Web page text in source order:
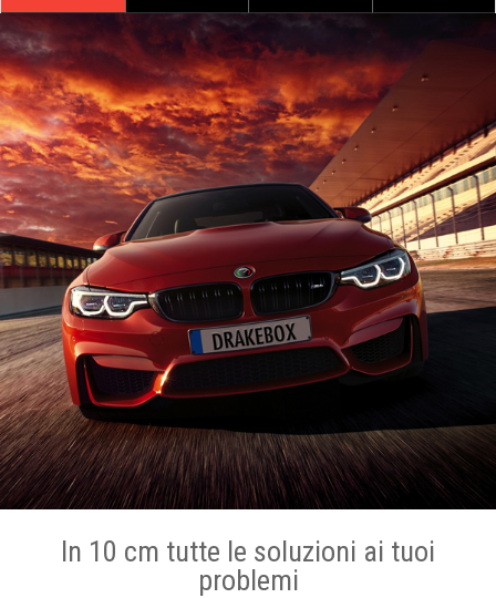
In 10 cm tutte le soluzioni ai tuoi
problemi